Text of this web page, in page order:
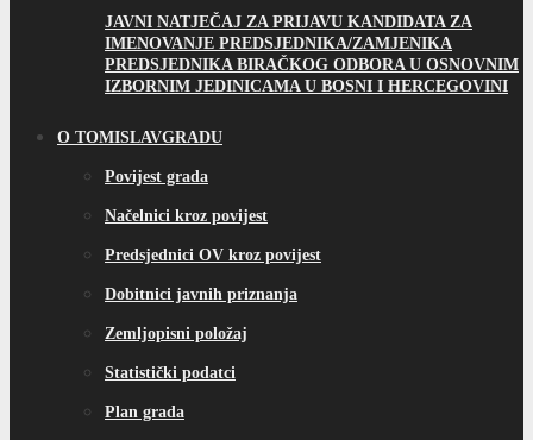
JAVNI NATJEČAJ ZA PRIJAVU KANDIDATA ZA
IMENOVANJE PREDSJEDNIKA/ZAMJENIKA
PREDSJEDNIKA BIRAČKOG ODBORA U OSNOVNIM
IZBORNIM JEDINICAMA U BOSNI I HERCEGOVINI
O TOMISLAVGRADU
Povijest grada
Načelnici kroz povijest
Predsjednici OV kroz povijest
Dobitnici javnih priznanja
Zemljopisni položaj
Statistički podatci
Plan grada